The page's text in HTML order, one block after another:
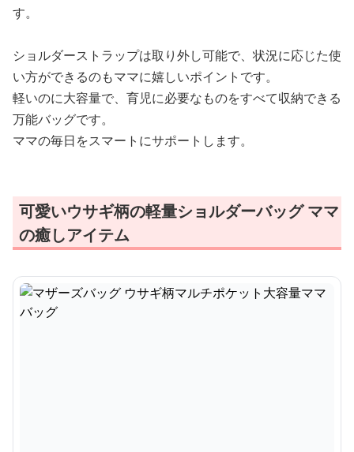
す。
ショルダーストラップは取り外し可能で、状況に応じた使
い方ができるのもママに嬉しいポイントです。
軽いのに大容量で、育児に必要なものをすべて収納できる
万能バッグです。
ママの毎日をスマートにサポートします。
可愛いウサギ柄の軽量ショルダーバッグ ママ
の癒しアイテム